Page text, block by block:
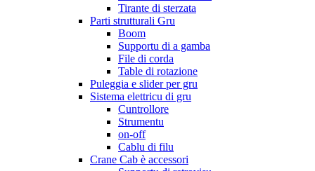
Tirante di sterzata
Parti strutturali Gru
Boom
Supportu di a gamba
File di corda
Table di rotazione
Puleggia e slider per gru
Sistema elettricu di gru
Cuntrollore
Strumentu
on-off
Cablu di filu
Crane Cab è accessori